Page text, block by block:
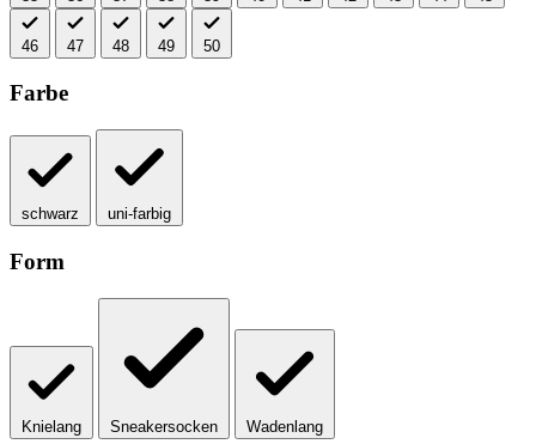
46 47 48 49 50
Farbe
schwarz uni-farbig
Form
Knielang Sneakersocken Wadenlang